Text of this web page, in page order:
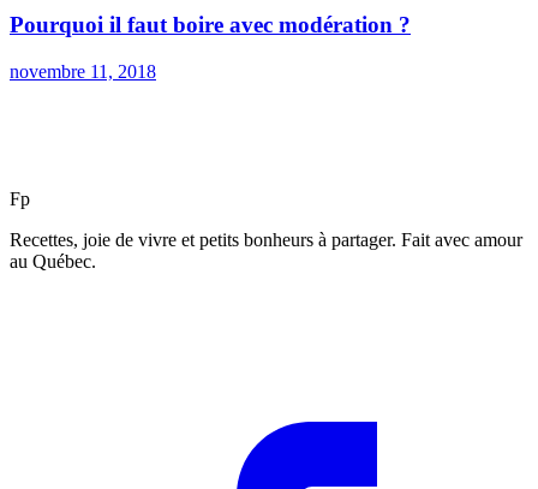
Pourquoi il faut boire avec modération ?
novembre 11, 2018
Fp
Recettes, joie de vivre et petits bonheurs à partager. Fait avec amour
au Québec.